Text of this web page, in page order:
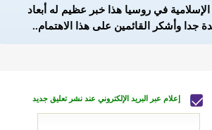
الإسلامية في روسيا هذا خبر عظيم له أبعاد
جدا وأشكر القائمين على هذا الاهتمام..
إعلام عبر البريد الإلكتروني عند نشر تعليق جديد